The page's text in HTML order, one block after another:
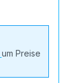
um Preise